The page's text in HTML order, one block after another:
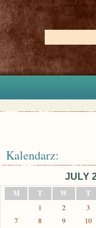
Kalendarz:
JULY
M
T W T
1 2 3
7
8 9 10